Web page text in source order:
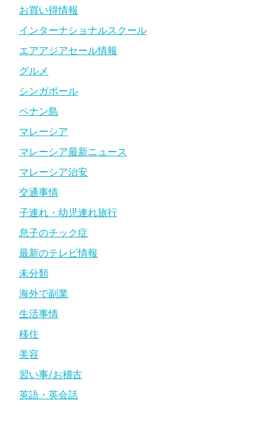
お買い得情報
インターナショナルスクール
エアアジアセール情報
グルメ
シンガポール
ペナン島
マレーシア
マレーシア最新ニュース
マレーシア治安
交通事情
子連れ・幼児連れ旅行
息子のチック症
最新のテレビ情報
未分類
海外で副業
生活事情
移住
美容
習い事/お稽古
英語・英会話